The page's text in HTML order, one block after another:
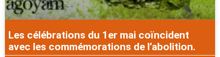
Les célébrations du 1er mai coïncident
avec les commémorations de l’abolition.